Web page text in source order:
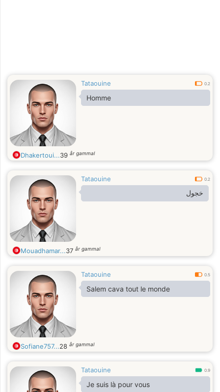
Tataouine 0.2
Homme
Dhakertoui...39 år gammal
Tataouine 0.2
خجول
Mouadhamar...37 år gammal
Tataouine 0.5
Salem cava tout le monde
Sofiane757...28 år gammal
Tataouine 0.9
Je suis là pour vous